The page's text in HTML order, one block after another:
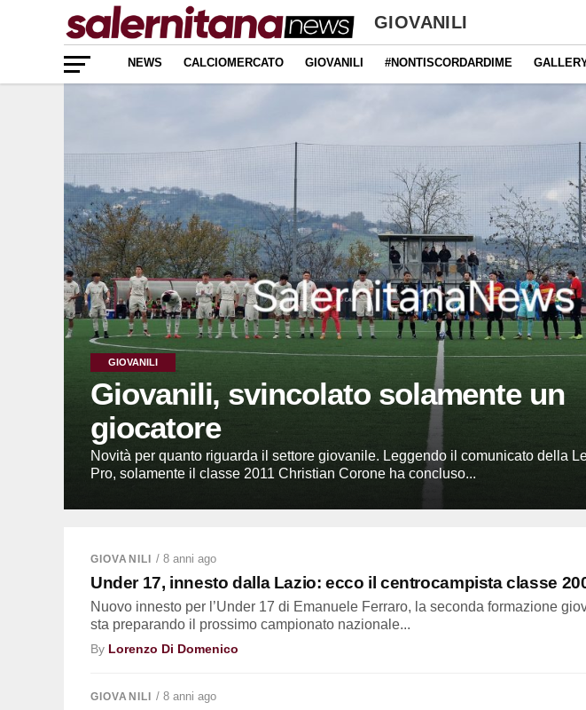
GIOVANILI
NEWS CALCIOMERCATO GIOVANILI #NONTISCORDARDIME
GIOVANILI
Giovanili, svincolato solamente un
giocatore
Novità per quanto riguarda il settore giovanile. Leggendo il comunicato della
Pro, solamente il classe 2011 Christian Corone ha concluso...
GIOVANILI / 8 anni ago
Under 17, innesto dalla Lazio: ecco il centrocampista classe
Nuovo innesto per l’Under 17 di Emanuele Ferraro, la seconda formazione
sta preparando il prossimo campionato nazionale...
By Lorenzo Di Domenico
GIOVANILI / 8 anni ago